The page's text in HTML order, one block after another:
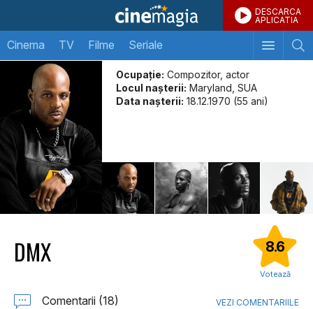
DESCARCA
APLICATIA
Cinema TV Filme Seriale
Ocupație: Compozitor, actor
Locul naşterii: Maryland, SUA
Data naşterii: 18.12.1970 (55 ani)
DMX 8.6
Votează
Comentarii (18) VEZI COMENTARIILE